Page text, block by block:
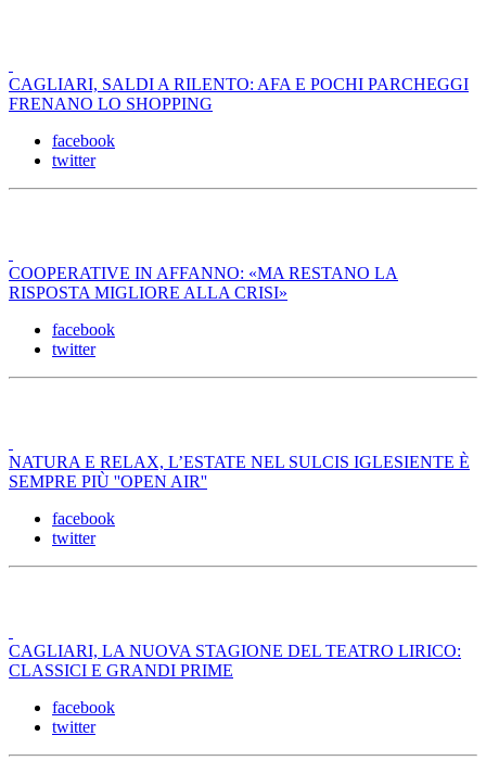
CAGLIARI, SALDI A RILENTO: AFA E POCHI PARCHEGGI
FRENANO LO SHOPPING
facebook
twitter
COOPERATIVE IN AFFANNO: «MA RESTANO LA
RISPOSTA MIGLIORE ALLA CRISI»
facebook
twitter
NATURA E RELAX, L’ESTATE NEL SULCIS IGLESIENTE È
SEMPRE PIÙ ''OPEN AIR''
facebook
twitter
CAGLIARI, LA NUOVA STAGIONE DEL TEATRO LIRICO:
CLASSICI E GRANDI PRIME
facebook
twitter